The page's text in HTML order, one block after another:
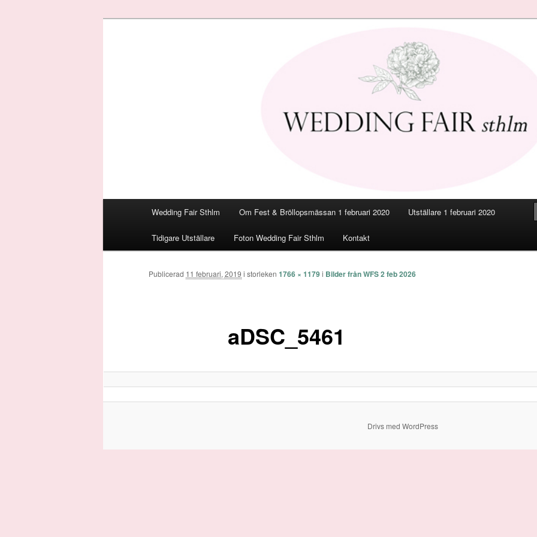
Bröllopsmässa Stockholm 2020
Hoppa
till
huvudinnehåll
Wedding Fair Sthlm Om Fest & Bröllopsmässan 1 februari 2020 Utställare 1 februari 2020
Tidigare Utställare Foton Wedding Fair Sthlm Kontakt
aDSC_5461
Publicerad 11 februari, 2019 i storleken 1766 × 1179i Bilder från WFS 2 feb 2026
Drivs med WordPress